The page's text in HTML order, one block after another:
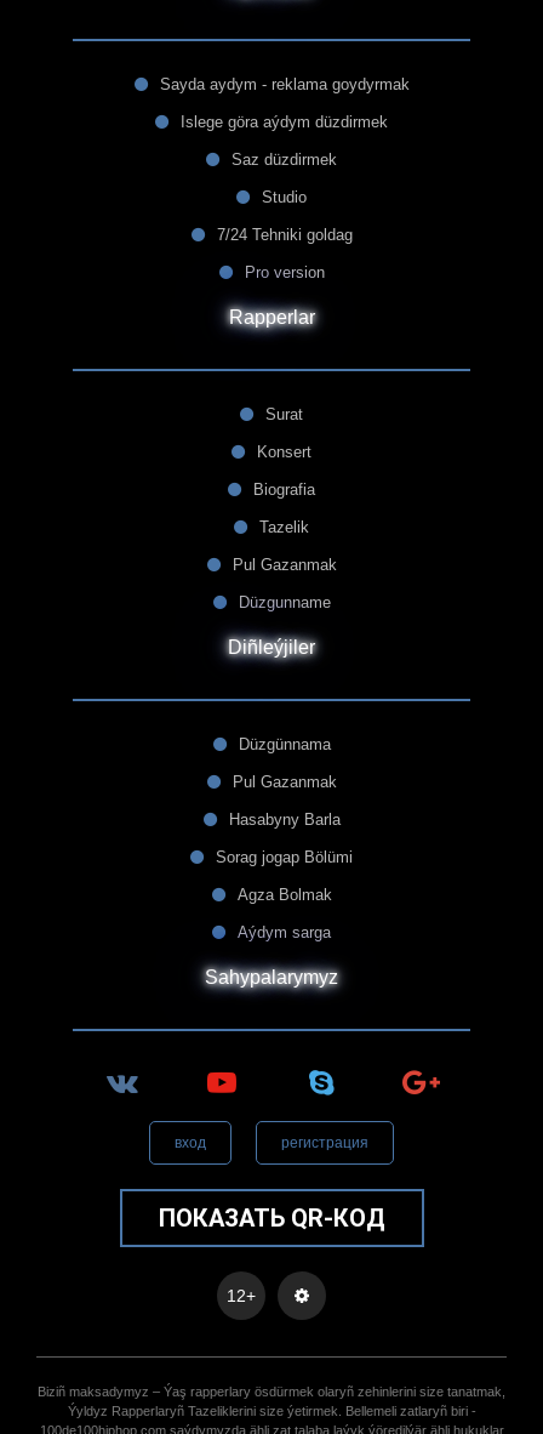
Sayda aydym - reklama goydyrmak
Islege göra aýdym düzdirmek
Saz düzdirmek
Studio
7/24 Tehniki goldag
Pro version
Rapperlar
Surat
Konsert
Biografia
Tazelik
Pul Gazanmak
Düzgunname
Diñleýjiler
Düzgünnama
Pul Gazanmak
Hasabyny Barla
Sorag jogap Bölümi
Agza Bolmak
Aýdym sarga
Sahypalarymyz
вход регистрация
ПОКАЗАТЬ QR-КОД
12+
Biziñ maksadymyz – Ýaş rapperlary ösdürmek olaryñ zehinlerini size tanatmak,
Ýyldyz Rapperlaryñ Tazeliklerini size ýetirmek. Bellemeli zatlaryñ biri -
100de100hiphop.com saýdymyzda ähli zat talaba laýyk ýöredilýär ähli hukuklar